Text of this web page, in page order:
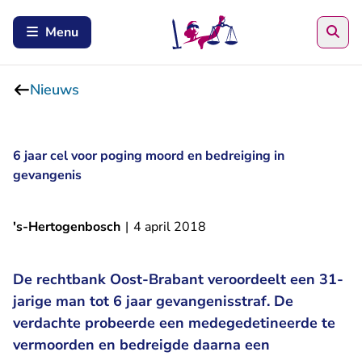
Menu
Nieuws
6 jaar cel voor poging moord en bedreiging in
gevangenis
's-Hertogenbosch | 4 april 2018
De rechtbank Oost-Brabant veroordeelt een 31-
jarige man tot 6 jaar gevangenisstraf. De
verdachte probeerde een medegedetineerde te
vermoorden en bedreigde daarna een